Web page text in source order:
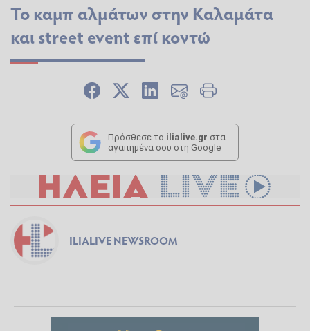
Το καμπ αλμάτων στην Καλαμάτα
και street event επί κοντώ
Πρόσθεσε το ilialive.gr στα
αγαπημένα σου στη Google
ILIALIVE NEWSROOM